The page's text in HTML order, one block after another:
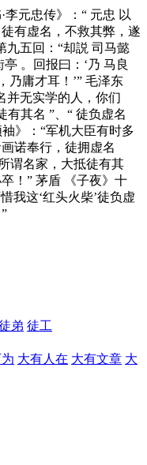
元忠传》：“ 元忠 以
有虚名，不救其弊，遂
九五回：“却説 司马懿
。回报曰：‘乃 马良
乃庸才耳！’” 毛泽东
并无实学的人，你们
有其名 ”、“ 徒负虚名
》：“军机大臣有时多
诺奉行，徒拥虚名
谓名家，大抵徒有其
！” 茅盾 《子夜》十
我这‘红头火柴’徒负虚
弟 徒工
大有人在 大有文章 大